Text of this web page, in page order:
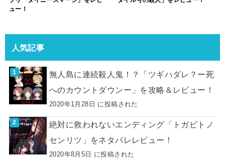
ュー！
人気記事
無人島に連続殺人鬼！？「ツギハダレ？ー死
へのカウントダウンー」を攻略＆レビュー！
2020年1月28日 に投稿された
絶対に救われないエンディング「トガビトノ
センリツ」をネタバレレビュー！
2020年8月5日 に投稿された